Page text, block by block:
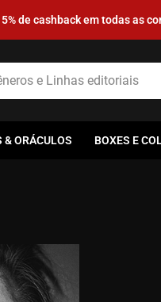
5% de cashback em todas as
e Linhas editoriais
& ORÁCULOS BOXES E